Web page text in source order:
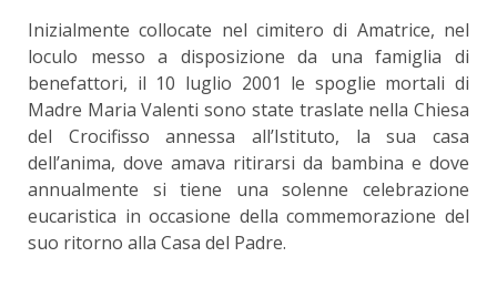
Inizialmente collocate nel cimitero di Amatrice, nel
loculo messo a disposizione da una famiglia di
benefattori, il 10 luglio 2001 le spoglie mortali di
Madre Maria Valenti sono state traslate nella Chiesa
del Crocifisso annessa all’Istituto, la sua casa
dell’anima, dove amava ritirarsi da bambina e dove
annualmente si tiene una solenne celebrazione
eucaristica in occasione della commemorazione del
suo ritorno alla Casa del Padre.